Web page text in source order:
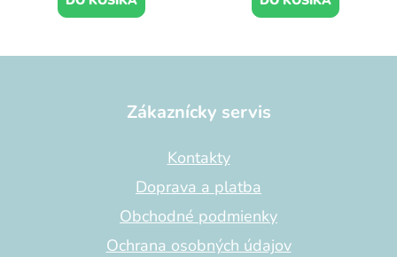
Zákaznícky servis
Kontakty
Doprava a platba
Obchodné podmienky
Ochrana osobných údajov